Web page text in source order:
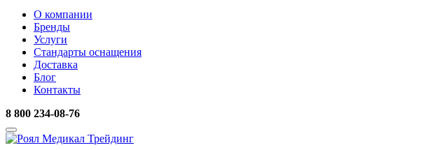
О компании
Бренды
Услуги
Стандарты оснащения
Доставка
Блог
Контакты
8 800 234-08-76